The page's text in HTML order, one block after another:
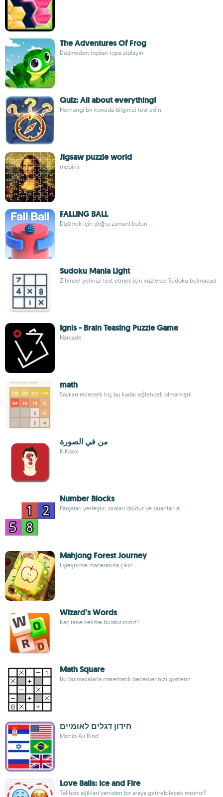
The Adventures Of Frog
Düşmeden toptan topa zıplayın
Quiz: All about everything!
Herhangi bir konuda bilginizi test edin
Jigsaw puzzle world
mobirix
FALLING BALL
Düşmek için doğru zamanı bulun
Sudoku Mania Light
Zihinsel yetinizi test etmek için yüzlerce Sudoku bulmacası
Ignis - Brain Teasing Puzzle Game
Narcade
math
Sayıları eklemek hiç bu kadar eğlenceli olmamıştı!
من في الصورة
KiKoox
Number Blocks
Parçaları yerleştir, sıraları doldur ve puanları al
Mahjong Forest Journey
Eşleştirme macerasına çıkın
Wizard’s Words
Kaç tane kelime bulabilirsiniz?
Math Square
Bu bulmacalarla matematik becerilerinizi gösterin
חידון דגלים לאומיים
Mohib Ali Rind
Love Balls: Ice and Fire
Talihsiz aşıkları yeniden bir araya getirebilecek misiniz?